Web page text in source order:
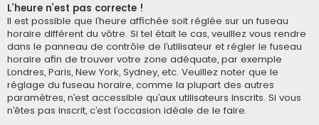
L’heure n’est pas correcte !
Il est possible que l’heure affichée soit réglée sur un fuseau
horaire différent du vôtre. Si tel était le cas, veuillez vous rendre
dans le panneau de contrôle de l’utilisateur et régler le fuseau
horaire afin de trouver votre zone adéquate, par exemple
Londres, Paris, New York, Sydney, etc. Veuillez noter que le
réglage du fuseau horaire, comme la plupart des autres
paramètres, n’est accessible qu’aux utilisateurs inscrits. Si vous
n’êtes pas inscrit, c’est l’occasion idéale de le faire.